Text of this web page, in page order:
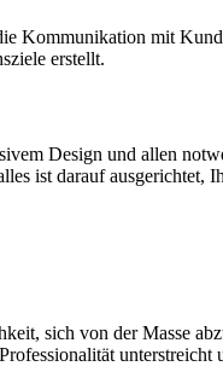
Kommunikation mit
erstellt.
Design und allen
ist darauf
sich von der Masse